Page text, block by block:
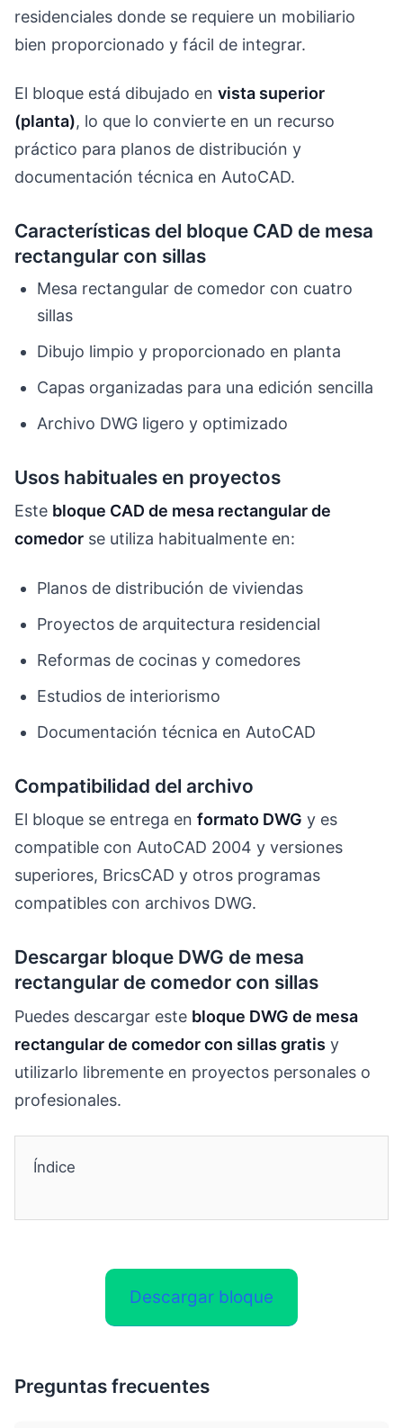
residenciales donde se requiere un mobiliario
bien proporcionado y fácil de integrar.
El bloque está dibujado en vista superior
(planta), lo que lo convierte en un recurso
práctico para planos de distribución y
documentación técnica en AutoCAD.
Características del bloque CAD de mesa
rectangular con sillas
Mesa rectangular de comedor con cuatro
sillas
Dibujo limpio y proporcionado en planta
Capas organizadas para una edición sencilla
Archivo DWG ligero y optimizado
Usos habituales en proyectos
Este bloque CAD de mesa rectangular de
comedor se utiliza habitualmente en:
Planos de distribución de viviendas
Proyectos de arquitectura residencial
Reformas de cocinas y comedores
Estudios de interiorismo
Documentación técnica en AutoCAD
Compatibilidad del archivo
El bloque se entrega en formato DWG y es
compatible con AutoCAD 2004 y versiones
superiores, BricsCAD y otros programas
compatibles con archivos DWG.
Descargar bloque DWG de mesa
rectangular de comedor con sillas
Puedes descargar este bloque DWG de mesa
rectangular de comedor con sillas gratis y
utilizarlo libremente en proyectos personales o
profesionales.
Índice
Descargar bloque
Preguntas frecuentes